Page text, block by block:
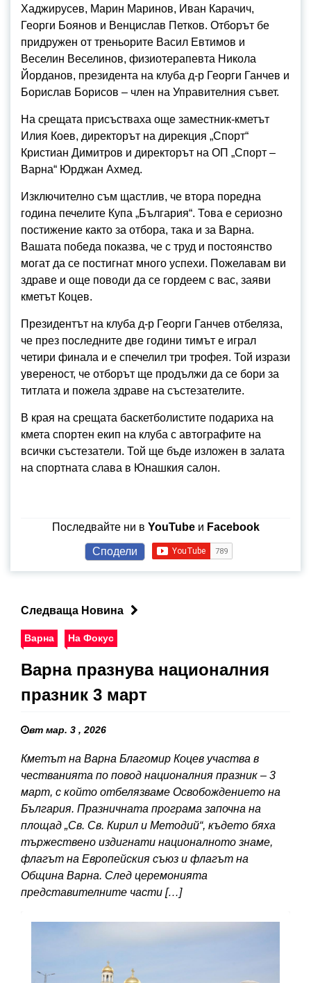
Хаджирусев, Марин Маринов, Иван Карачич,
Георги Боянов и Венцислав Петков. Отборът бе
придружен от треньорите Васил Евтимов и
Веселин Веселинов, физиотерапевта Никола
Йорданов, президента на клуба д-р Георги Ганчев и
Борислав Борисов – член на Управителния съвет.
На срещата присъстваха още заместник-кметът
Илия Коев, директорът на дирекция „Спорт“
Кристиан Димитров и директорът на ОП „Спорт –
Варна“ Юрджан Ахмед.
Изключително съм щастлив, че втора поредна
година печелите Купа „България“. Това е сериозно
постижение както за отбора, така и за Варна.
Вашата победа показва, че с труд и постоянство
могат да се постигнат много успехи. Пожелавам ви
здраве и още поводи да се гордеем с вас, заяви
кметът Коцев.
Президентът на клуба д-р Георги Ганчев отбеляза,
че през последните две години тимът е играл
четири финала и е спечелил три трофея. Той изрази
увереност, че отборът ще продължи да се бори за
титлата и пожела здраве на състезателите.
В края на срещата баскетболистите подариха на
кмета спортен екип на клуба с автографите на
всички състезатели. Той ще бъде изложен в залата
на спортната слава в Юнашкия салон.
Последвайте ни в YouTubeи Facebook
Сподели
Следваща Новина
Варна На Фокус
Варна празнува националния
празник 3 март
вт мар. 3 , 2026
Кметът на Варна Благомир Коцев участва в
честванията по повод националния празник – 3
март, с който отбелязваме Освобождението на
България. Празничната програма започна на
площад „Св. Св. Кирил и Методий“, където бяха
тържествено издигнати националното знаме,
флагът на Европейския съюз и флагът на
Община Варна. След церемонията
представителните части […]